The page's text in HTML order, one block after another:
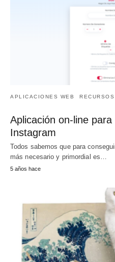
APLICACIONES WEB RECURSOS
Aplicación on-line
Instagram
Todos sabemos que para
más necesario y primordial es…
5 años hace